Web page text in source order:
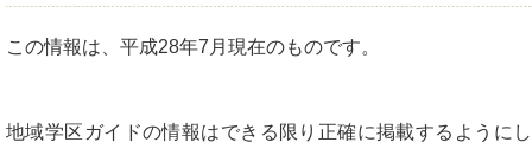
この情報は、平成28年7月現在のものです。
地域学区ガイドの情報はできる限り正確に掲載するようにし